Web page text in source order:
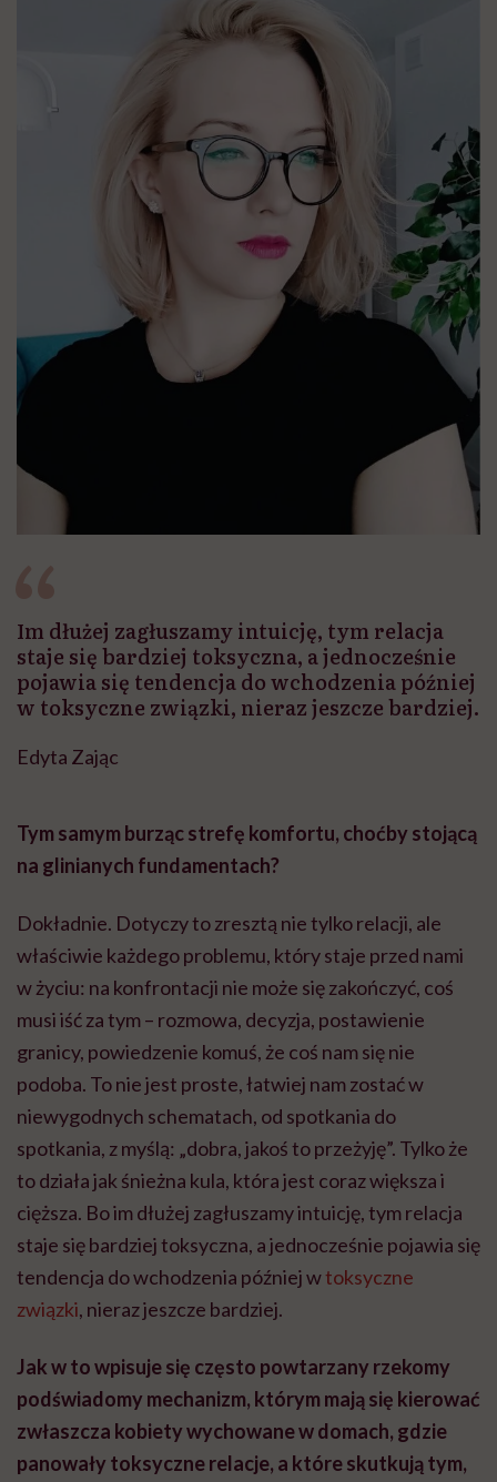
Im dłużej zagłuszamy intuicję, tym relacja
staje się bardziej toksyczna, a jednocześnie
pojawia się tendencja do wchodzenia później
w toksyczne związki, nieraz jeszcze bardziej.
Edyta Zając
Tym samym burząc strefę komfortu, choćby stojącą
na glinianych fundamentach?
Dokładnie. Dotyczy to zresztą nie tylko relacji, ale
właściwie każdego problemu, który staje przed nami
w życiu: na konfrontacji nie może się zakończyć, coś
musi iść za tym – rozmowa, decyzja, postawienie
granicy, powiedzenie komuś, że coś nam się nie
podoba. To nie jest proste, łatwiej nam zostać w
niewygodnych schematach, od spotkania do
spotkania, z myślą: „dobra, jakoś to przeżyję”. Tylko że
to działa jak śnieżna kula, która jest coraz większa i
cięższa. Bo im dłużej zagłuszamy intuicję, tym relacja
staje się bardziej toksyczna, a jednocześnie pojawia się
tendencja do wchodzenia później wtoksyczne
związki, nieraz jeszcze bardziej.
Jak w to wpisuje się często powtarzany rzekomy
podświadomy mechanizm, którym mają się kierować
zwłaszcza kobiety wychowane w domach, gdzie
panowały toksyczne relacje, a które skutkują tym,